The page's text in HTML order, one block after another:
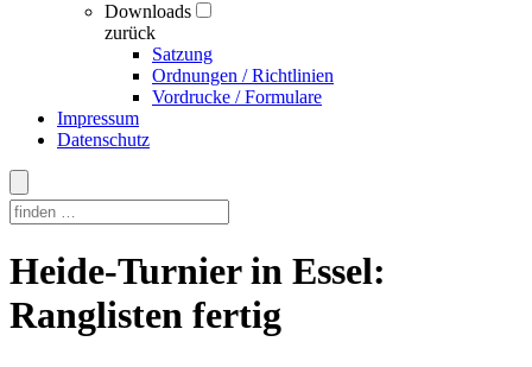
Downloads
zurück
Satzung
Ordnungen / Richtlinien
Vordrucke / Formulare
Impressum
Datenschutz
Skip
to
content
Heide-Turnier in Essel:
Ranglisten fertig